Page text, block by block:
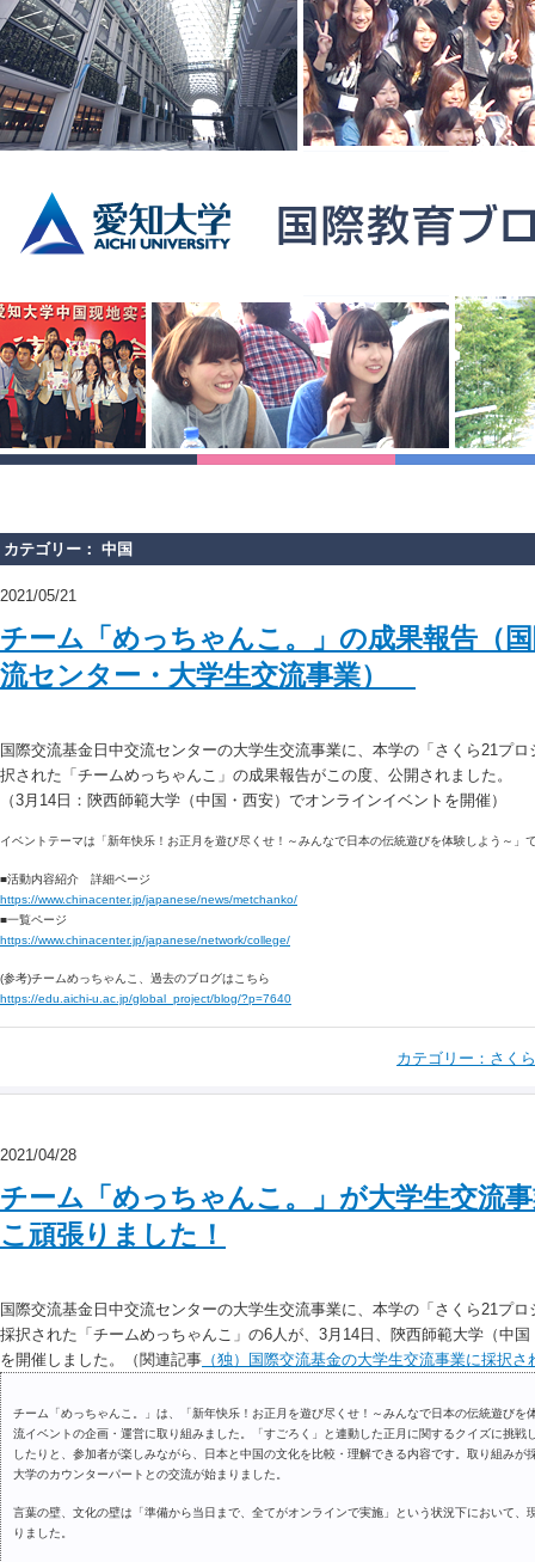
カテゴリー： 中国
2021/05/21
チーム「めっちゃんこ。」の成果報告（
流センター・大学生交流事業）
国際交流基金日中交流センターの大学生交流事業に、本学の「さくら21プ
択された「チームめっちゃんこ」の成果報告がこの度、公開されました。
（3月14日：陝西師範大学（中国・西安）でオンラインイベントを開催）
イベントテーマは「新年快乐！お正月を遊び尽くせ！～みんなで日本の伝統遊びを体験しよう～」
■活動内容紹介 詳細ページ
https://www.chinacenter.jp/japanese/news/metchanko/
■一覧ページ
https://www.chinacenter.jp/japanese/network/college/
(参考)チームめっちゃんこ、過去のブログはこちら
https://edu.aichi-u.ac.jp/global_project/blog/?p=7640
カテゴリー： さく
2021/04/28
チーム「めっちゃんこ。」が大学生交流
こ頑張りました！
国際交流基金日中交流センターの大学生交流事業に、本学の「さくら21プ
採択された「チームめっちゃんこ」の6人が、3月14日、陝西師範大学（中
を開催しました。（関連記事 （独）国際交流基金の大学生交流事業に採択さ
チーム「めっちゃんこ。」は、「新年快乐！お正月を遊び尽くせ！～みんなで日本の伝統遊びを
流イベントの企画・運営に取り組みました。「すごろく」と連動した正月に関するクイズに挑戦
したりと、参加者が楽しみながら、日本と中国の文化を比較・理解できる内容です。取り組み
大学のカウンターパートとの交流が始まりました。
言葉の壁、文化の壁は「準備から当日まで、全てがオンラインで実施」という状況下において、
りました。